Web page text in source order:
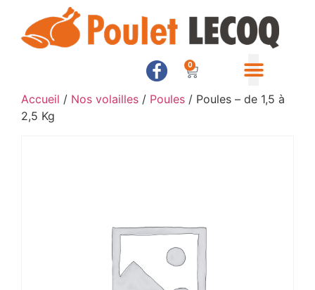
0
Accueil / Nos volailles / Poules / Poules – de 1,5 à
2,5 Kg